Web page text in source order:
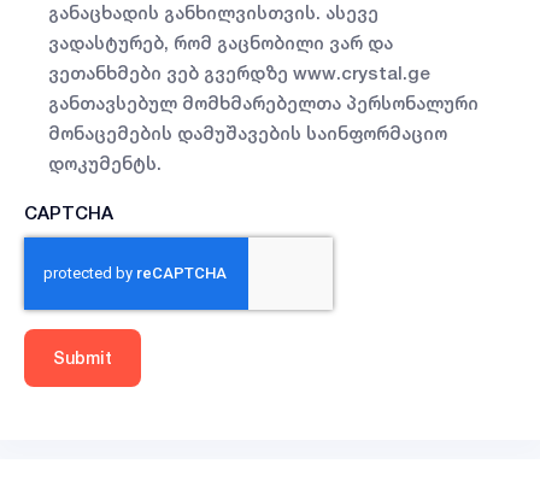
განაცხადის განხილვისთვის. ასევე
ვადასტურებ, რომ გაცნობილი ვარ და
ვეთანხმები ვებ გვერდზე www.crystal.ge
განთავსებულ მომხმარებელთა პერსონალური
მონაცემების დამუშავების საინფორმაციო
დოკუმენტს.
CAPTCHA